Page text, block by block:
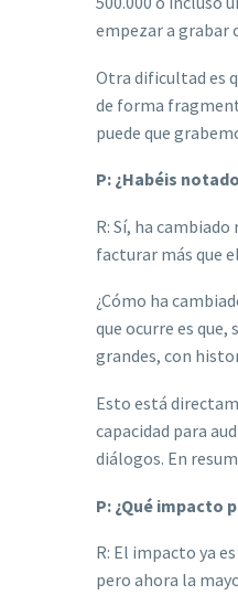
empezar a grabar
Otra dificultad es
de forma
puede que
P: ¿Habéis
R: Sí, ha
facturar más que
¿Cómo ha
que ocurre es
grandes, con
Esto está
capacidad para
diálogos. En
P: ¿Qué
R: El impacto ya
pero ahora la